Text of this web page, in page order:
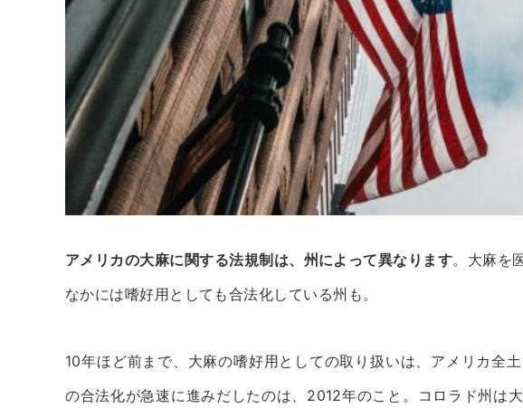
アメリカの大麻に関する法規制は、州によって異なります。大麻を
なかには嗜好用としても合法化している州も。
10年ほど前まで、大麻の嗜好用としての取り扱いは、アメリカ全
の合法化が急速に進みだしたのは、2012年のこと。コロラド州は